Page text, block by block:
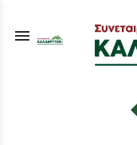
menu